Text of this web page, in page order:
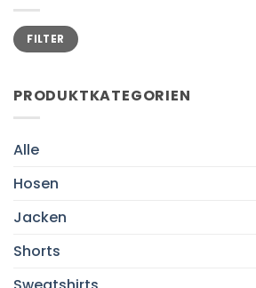
Min.
Preis
Max.
PreisFILTER
PRODUKTKATEGORIEN
Alle
Hosen
Jacken
Shorts